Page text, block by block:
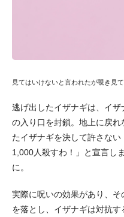
見てはいけないと言われたが覗き見
逃げ出したイザナギは、イ
の入り口を封鎖。地上に戻
たイザナギを決して許さな
1,000人殺すわ！」と宣言し
に。
実際に呪いの効果があり、
を落とし、イザナギは対抗